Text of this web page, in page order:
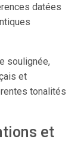
datées
soulignée,
et
tonalités
et